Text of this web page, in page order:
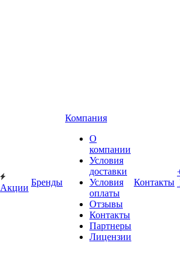
Акции
Бренды
Компания
О
компании
Условия
доставки
Условия
оплаты
Отзывы
Контакты
Партнеры
Лицензии
Контакты